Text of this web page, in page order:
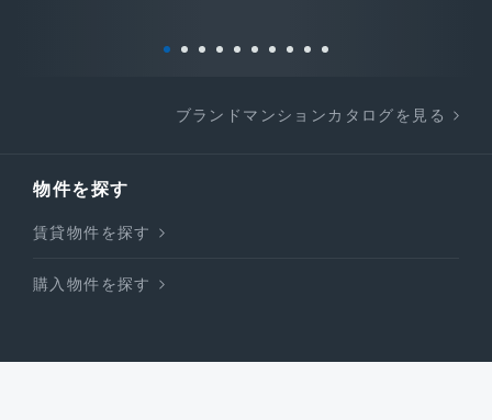
ブランドマンションカタログを見る
物件を探す
賃貸物件を探す
購入物件を探す